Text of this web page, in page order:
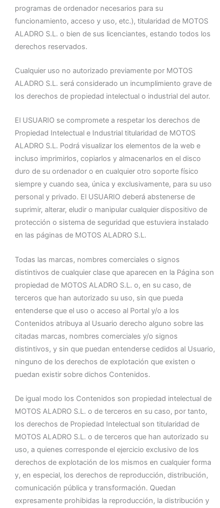
programas de ordenador necesarios para su
funcionamiento, acceso y uso, etc.), titularidad de MOTOS
ALADRO S.L. o bien de sus licenciantes, estando todos los
derechos reservados.
Cualquier uso no autorizado previamente por MOTOS
ALADRO S.L. será considerado un incumplimiento grave de
los derechos de propiedad intelectual o industrial del autor.
El USUARIO se compromete a respetar los derechos de
Propiedad Intelectual e Industrial titularidad de MOTOS
ALADRO S.L. Podrá visualizar los elementos de la web e
incluso imprimirlos, copiarlos y almacenarlos en el disco
duro de su ordenador o en cualquier otro soporte físico
siempre y cuando sea, única y exclusivamente, para su uso
personal y privado. El USUARIO deberá abstenerse de
suprimir, alterar, eludir o manipular cualquier dispositivo de
protección o sistema de seguridad que estuviera instalado
en las páginas de MOTOS ALADRO S.L.
Todas las marcas, nombres comerciales o signos
distintivos de cualquier clase que aparecen en la Página son
propiedad de MOTOS ALADRO S.L. o, en su caso, de
terceros que han autorizado su uso, sin que pueda
entenderse que el uso o acceso al Portal y/o a los
Contenidos atribuya al Usuario derecho alguno sobre las
citadas marcas, nombres comerciales y/o signos
distintivos, y sin que puedan entenderse cedidos al Usuario,
ninguno de los derechos de explotación que existen o
puedan existir sobre dichos Contenidos.
De igual modo los Contenidos son propiedad intelectual de
MOTOS ALADRO S.L. o de terceros en su caso, por tanto,
los derechos de Propiedad Intelectual son titularidad de
MOTOS ALADRO S.L. o de terceros que han autorizado su
uso, a quienes corresponde el ejercicio exclusivo de los
derechos de explotación de los mismos en cualquier forma
y, en especial, los derechos de reproducción, distribución,
comunicación pública y transformación. Quedan
expresamente prohibidas la reproducción, la distribución y